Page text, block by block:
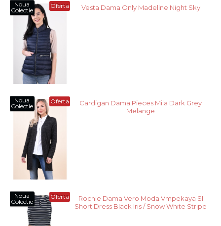
Oferta
Noua
Colectie
Vesta Dama Only Madeline Night Sky
Oferta
Noua
Colectie
Cardigan Dama Pieces Mila Dark Grey
Melange
Oferta
Noua
Colectie
Rochie Dama Vero Moda Vmpekaya Sl
Short Dress Black Iris / Snow White Stripe